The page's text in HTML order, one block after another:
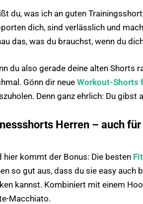
du, was ich an guten
dich, sind verlässlich und
das, was du brauchst, wenn du
du also gerade deine alten Shorts
Gönn dir neue Workout-Shorts
Denn ganz ehrlich: Du
Herren – auch
hier kommt der Bonus: Die besten
so gut aus, dass du sie easy auch
kannst. Kombiniert mit einem
Macchiato.